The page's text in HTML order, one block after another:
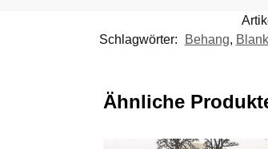
Schlagwörter:
Behang, Blank
Ähnliche